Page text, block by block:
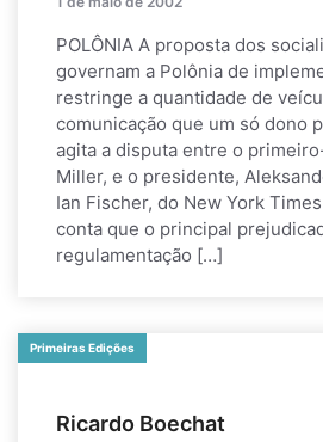
POLÔNIA A proposta dos
governam a Polônia de
restringe a quantidade de
comunicação que um só dono
agita a disputa entre o
Miller, e o presidente,
Ian Fischer, do New York
conta que o principal
regulamentação […]
Primeiras Edições
Ricardo Boechat